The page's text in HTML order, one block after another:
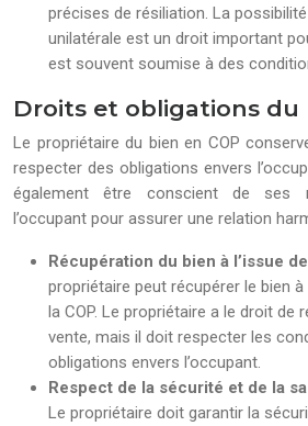
précises de résiliation. La
unilatérale est un droit important
est souvent soumise à des
Droits et obligations du
Le propriétaire du bien en COP
respecter des obligations envers
également être conscient de ses
l’occupant pour assurer une relation
Récupération du bien à l’issue
propriétaire peut récupérer le bien
la COP. Le propriétaire a le droit de
vente, mais il doit respecter les
obligations envers l’occupant.
Respect de la sécurité et de la
Le propriétaire doit garantir la